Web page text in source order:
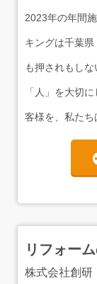
2023年の年間
キングは千葉
も押されもし
「人」を大切
客様を、私たち
リフォー
株式会社創研